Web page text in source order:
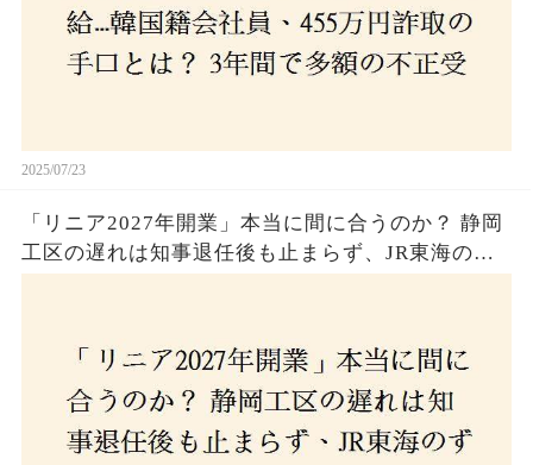
2025/07/23
「リニア2027年開業」本当に間に合うのか？ 静岡
工区の遅れは知事退任後も止まらず、JR東海のず